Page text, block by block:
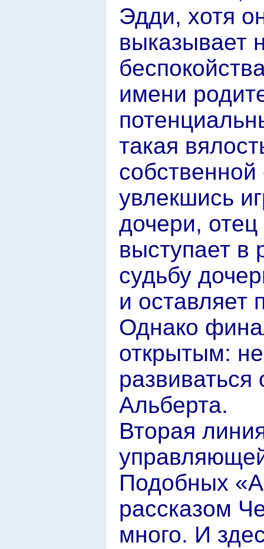
Эдди, хотя
выказывает
имени
такая
увлекшись
дочери,
выступает
судьбу
и оставляет
Однако
открытым:
Альберта.
Вторая
Подобных
рассказом
много. И